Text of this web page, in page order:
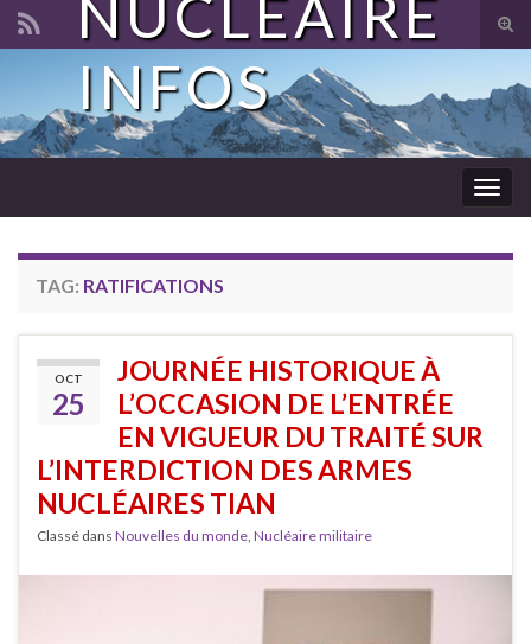
Search for:
NUCLÉAIRE
INFOS
TAG: RATIFICATIONS
OCT
25
JOURNÉE HISTORIQUE À
L’OCCASION DE L’ENTRÉE
EN VIGUEUR DU TRAITÉ SUR
L’INTERDICTION DES ARMES
NUCLÉAIRES TIAN
Classé dans Nouvelles du monde, Nucléaire militaire